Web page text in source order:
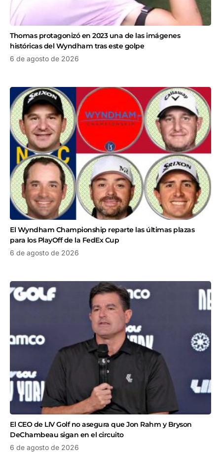
Thomas protagonizó en 2023 una de las imágenes
históricas del Wyndham tras este golpe
6 de agosto de 2026
El Wyndham Championship reparte las últimas plazas
para los PlayOff de la FedEx Cup
6 de agosto de 2026
El CEO de LIV Golf no asegura que Jon Rahm y Bryson
DeChambeau sigan en el circuito
6 de agosto de 2026